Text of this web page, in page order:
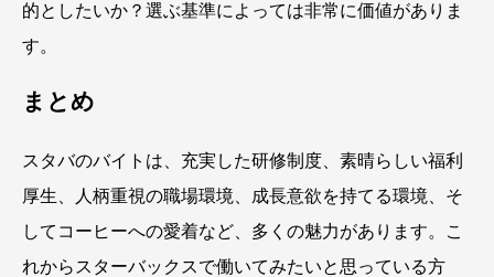
的としたいか？選ぶ基準によっては非常に価値がありま
す。
まとめ
スタバのバイトは、充実した研修制度、素晴らしい福利
厚生、人柄重視の職場環境、成長意欲を持てる環境、そ
してコーヒーへの愛着など、多くの魅力があります。こ
れからスターバックスで働いてみたいと思っている方